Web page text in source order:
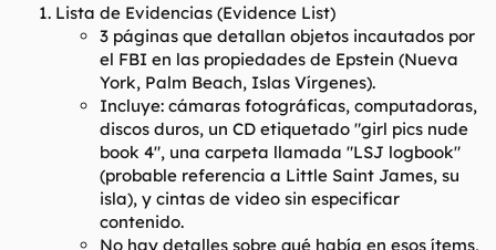
Lista de Evidencias (Evidence List)
3 páginas que detallan objetos incautados por
el FBI en las propiedades de Epstein (Nueva
York, Palm Beach, Islas Vírgenes).
Incluye: cámaras fotográficas, computadoras,
discos duros, un CD etiquetado "girl pics nude
book 4", una carpeta llamada "LSJ logbook"
(probable referencia a Little Saint James, su
isla), y cintas de video sin especificar
contenido.
No hay detalles sobre qué había en esos ítems,